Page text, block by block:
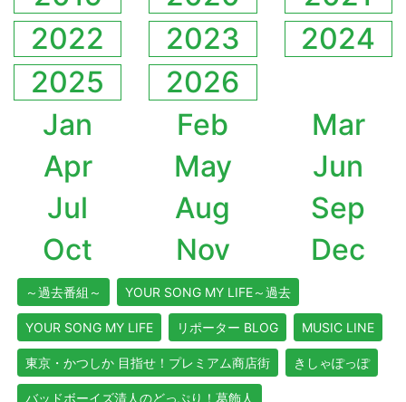
2022
2023
2024
2025
2026
Jan
Feb
Mar
Apr
May
Jun
Jul
Aug
Sep
Oct
Nov Dec
～過去番組～ YOUR SONG MY LIFE～過去
YOUR SONG MY LIFE リポーター BLOG MUSIC LINE
東京・かつしか 目指せ！プレミアム商店街 きしゃぽっぽ
バッドボーイズ清人のどっぷり！葛飾人